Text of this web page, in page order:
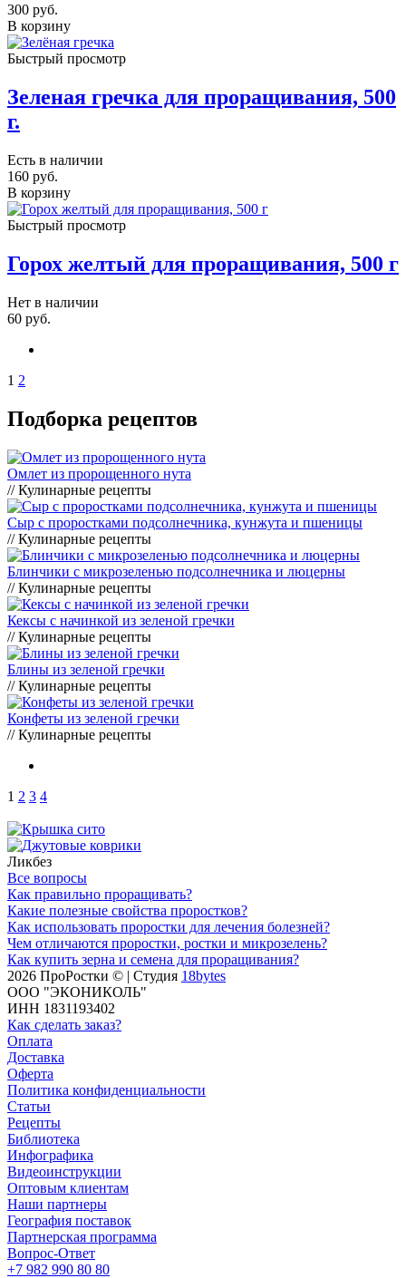
300 руб.
В корзину
Быстрый просмотр
Зеленая гречка для проращивания, 500
г.
Есть в наличии
160 руб.
В корзину
Быстрый просмотр
Горох желтый для проращивания, 500 г
Нет в наличии
60 руб.
1 2
Подборка рецептов
Омлет из пророщенного нута
// Кулинарные рецепты
Cыр с проростками подсолнечника, кунжута и пшеницы
// Кулинарные рецепты
Блинчики с микрозеленью подсолнечника и люцерны
// Кулинарные рецепты
Кексы с начинкой из зеленой гречки
// Кулинарные рецепты
Блины из зеленой гречки
// Кулинарные рецепты
Конфеты из зеленой гречки
// Кулинарные рецепты
1 2 3 4
Ликбез
Все вопросы
Как правильно проращивать?
Какие полезные свойства проростков?
Как использовать проростки для лечения болезней?
Чем отличаются проростки, ростки и микрозелень?
Как купить зерна и семена для проращивания?
2026 ПроРостки © | Студия 18bytes
ООО "ЭКОНИКОЛЬ"
ИНН 1831193402
Как сделать заказ?
Оплата
Доставка
Оферта
Политика конфиденциальности
Статьи
Рецепты
Библиотека
Инфографика
Видеоинструкции
Оптовым клиентам
Наши партнеры
География поставок
Партнерская программа
Вопрос-Ответ
+7 982 990 80 80